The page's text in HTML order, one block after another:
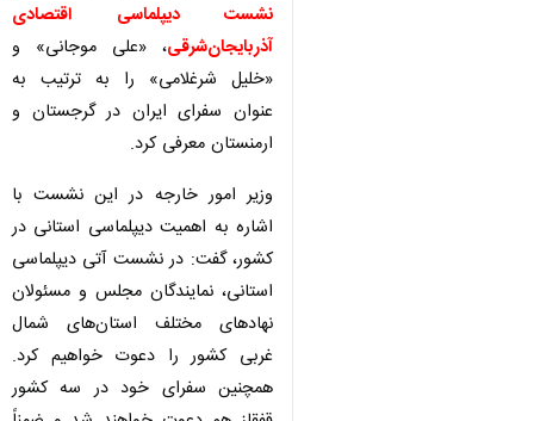
نشست دیپلماسی اقتصادی
آذربایجان‌شرقی، «علی موجانی» و
«خلیل شرغلامی» را به ترتیب به
عنوان سفرای ایران در گرجستان و
ارمنستان معرفی کرد.
وزیر امور خارجه در این نشست با
اشاره به اهمیت دیپلماسی استانی در
کشور، گفت: در نشست آتی دیپلماسی
استانی، نمایندگان مجلس و مسئولان
نهادهای مختلف استان‌های شمال
غربی کشور را دعوت خواهیم کرد.
همچنین سفرای خود در سه کشور